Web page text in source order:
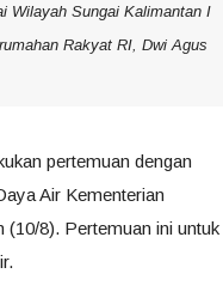
Wilayah Sungai Kalimantan I
Rakyat RI, Dwi Agus
pertemuan dengan
Air Kementerian
8). Pertemuan ini untuk